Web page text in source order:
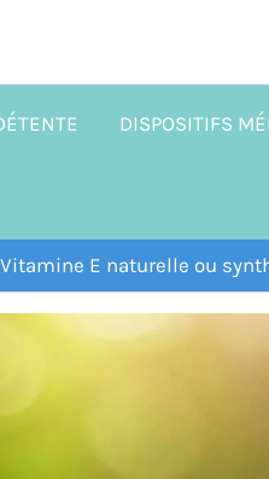
DISPOSITIFS
Vitamine E naturelle ou